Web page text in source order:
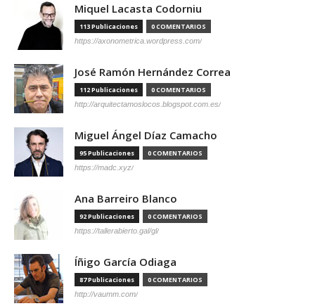
Miquel Lacasta Codorniu
113 Publicaciones 0 COMENTARIOS
https://axonometrica.wordpress.com/
José Ramón Hernández Correa
112 Publicaciones 0 COMENTARIOS
http://arquitectamoslocos.blogspot.com.es/
Miguel Ángel Díaz Camacho
95 Publicaciones 0 COMENTARIOS
https://madc.xyz/
Ana Barreiro Blanco
92 Publicaciones 0 COMENTARIOS
https://tallerabierto.gal/gl/
Íñigo García Odiaga
87 Publicaciones 0 COMENTARIOS
http://vaumm.com/